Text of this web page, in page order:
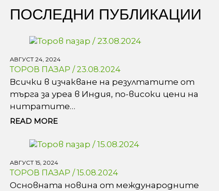
ПОСЛЕДНИ ПУБЛИКАЦИИ
АВГУСТ 24, 2024
ТОРОВ ПАЗАР / 23.08.2024
Всички в изчакване на резултатите от
търга за уреа в Индия, по-високи цени на
нитратите…
READ MORE
АВГУСТ 15, 2024
ТОРОВ ПАЗАР / 15.08.2024
Основната новина от международните